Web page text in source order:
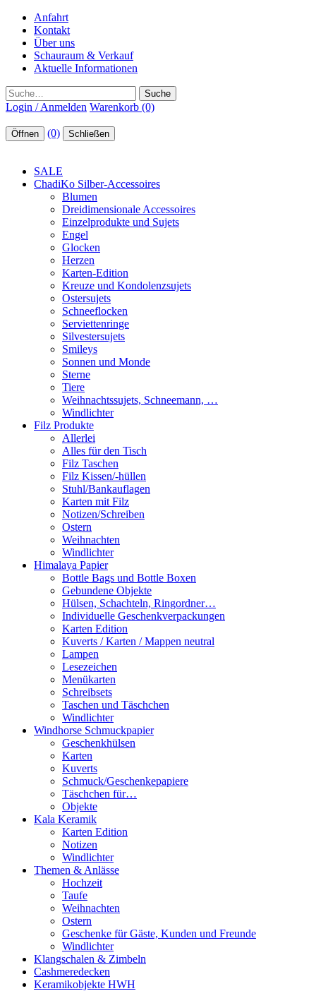
Anfahrt
Kontakt
Über uns
Schauraum & Verkauf
Aktuelle Informationen
Suche
Login / Anmelden Warenkorb (0)
Öffnen (0) Schließen
SALE
ChadiKo Silber-Accessoires
Blumen
Dreidimensionale Accessoires
Einzelprodukte und Sujets
Engel
Glocken
Herzen
Karten-Edition
Kreuze und Kondolenzsujets
Ostersujets
Schneeflocken
Serviettenringe
Silvestersujets
Smileys
Sonnen und Monde
Sterne
Tiere
Weihnachtssujets, Schneemann, …
Windlichter
Filz Produkte
Allerlei
Alles für den Tisch
Filz Taschen
Filz Kissen/-hüllen
Stuhl/Bankauflagen
Karten mit Filz
Notizen/Schreiben
Ostern
Weihnachten
Windlichter
Himalaya Papier
Bottle Bags und Bottle Boxen
Gebundene Objekte
Hülsen, Schachteln, Ringordner…
Individuelle Geschenkverpackungen
Karten Edition
Kuverts / Karten / Mappen neutral
Lampen
Lesezeichen
Menükarten
Schreibsets
Taschen und Täschchen
Windlichter
Windhorse Schmuckpapier
Geschenkhülsen
Karten
Kuverts
Schmuck/Geschenkepapiere
Täschchen für…
Objekte
Kala Keramik
Karten Edition
Notizen
Windlichter
Themen & Anlässe
Hochzeit
Taufe
Weihnachten
Ostern
Geschenke für Gäste, Kunden und Freunde
Windlichter
Klangschalen & Zimbeln
Cashmeredecken
Keramikobjekte HWH